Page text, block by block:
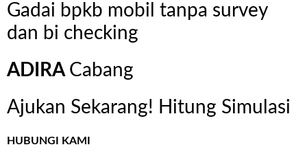
Gadai bpkb mobil tanpa survey
dan bi checking
ADIRA Cabang
Ajukan Sekarang! Hitung Simulasi
HUBUNGI KAMI